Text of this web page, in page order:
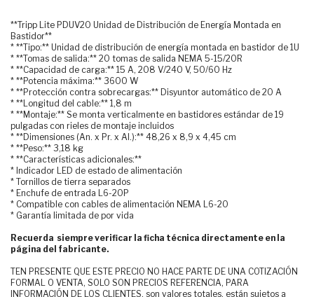
**Tripp Lite PDUV20 Unidad de Distribución de Energía Montada en
Bastidor**
* **Tipo:** Unidad de distribución de energía montada en bastidor de 1U
* **Tomas de salida:** 20 tomas de salida NEMA 5-15/20R
* **Capacidad de carga:** 15 A, 208 V/240 V, 50/60 Hz
* **Potencia máxima:** 3600 W
* **Protección contra sobrecargas:** Disyuntor automático de 20 A
* **Longitud del cable:** 1,8 m
* **Montaje:** Se monta verticalmente en bastidores estándar de 19
pulgadas con rieles de montaje incluidos
* **Dimensiones (An. x Pr. x Al.):** 48,26 x 8,9 x 4,45 cm
* **Peso:** 3,18 kg
* **Características adicionales:**
* Indicador LED de estado de alimentación
* Tornillos de tierra separados
* Enchufe de entrada L6-20P
* Compatible con cables de alimentación NEMA L6-20
* Garantía limitada de por vida
Recuerda siempre verificar la ficha técnica directamente en la
página del fabricante.
TEN PRESENTE QUE ESTE PRECIO NO HACE PARTE DE UNA COTIZACIÓN
FORMAL O VENTA, SOLO SON PRECIOS REFERENCIA, PARA
INFORMACIÓN DE LOS CLIENTES. son valores totales, están sujetos a